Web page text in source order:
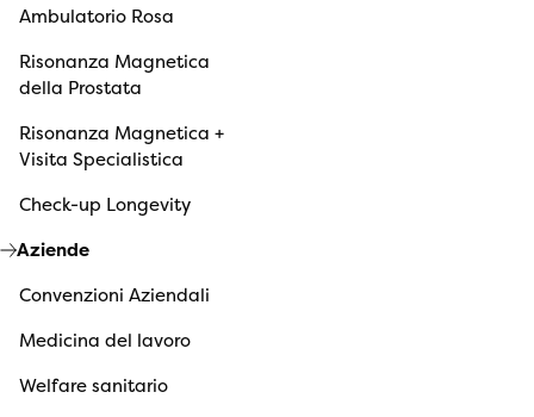
Ambulatorio Rosa
Risonanza Magnetica
della Prostata
Risonanza Magnetica +
Visita Specialistica
Check-up Longevity
Aziende
Convenzioni Aziendali
Medicina del lavoro
Welfare sanitario